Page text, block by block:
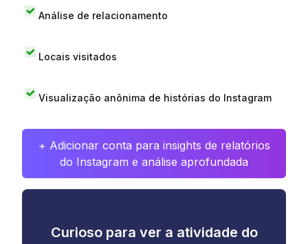
Análise de relacionamento
Locais visitados
Visualização anônima de histórias do Instagram
+ Adicionar conta para insights de relatórios
do Instagram e análise aprofundada
Curioso para ver a atividade do